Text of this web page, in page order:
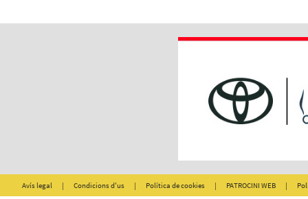
Avís legal | Condicions d'us | Política de cookies | PATROCINI WEB |